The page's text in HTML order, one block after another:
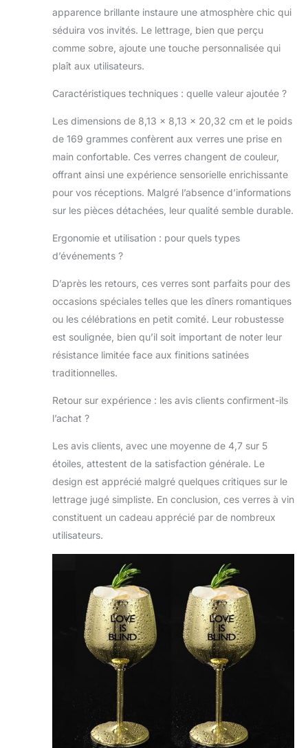
apparence brillante instaure une atmosphère chic qui
séduira vos invités. Le lettrage, bien que perçu
comme sobre, ajoute une touche personnalisée qui
plaît aux utilisateurs.
Caractéristiques techniques : quelle valeur ajoutée ?
Les dimensions de 8,13 x 8,13 x 20,32 cm et le poids
de 169 grammes confèrent aux verres une prise en
main confortable. Ces verres changent de couleur,
offrant ainsi une expérience sensorielle enrichissante
pour vos réceptions. Malgré l’absence d’informations
sur les pièces détachées, leur qualité semble durable.
Ergonomie et utilisation : pour quels types
d’événements ?
D’après les retours, ces verres sont parfaits pour des
occasions spéciales telles que les dîners romantiques
ou les célébrations en petit comité. Leur robustesse
est soulignée, bien qu’il soit important de noter leur
résistance limitée face aux finitions satinées
traditionnelles.
Retour sur expérience : les avis clients confirment-ils
l’achat ?
Les avis clients, avec une moyenne de 4,7 sur 5
étoiles, attestent de la satisfaction générale. Le
design est apprécié malgré quelques critiques sur le
lettrage jugé simpliste. En conclusion, ces verres à vin
constituent un cadeau apprécié par de nombreux
utilisateurs.